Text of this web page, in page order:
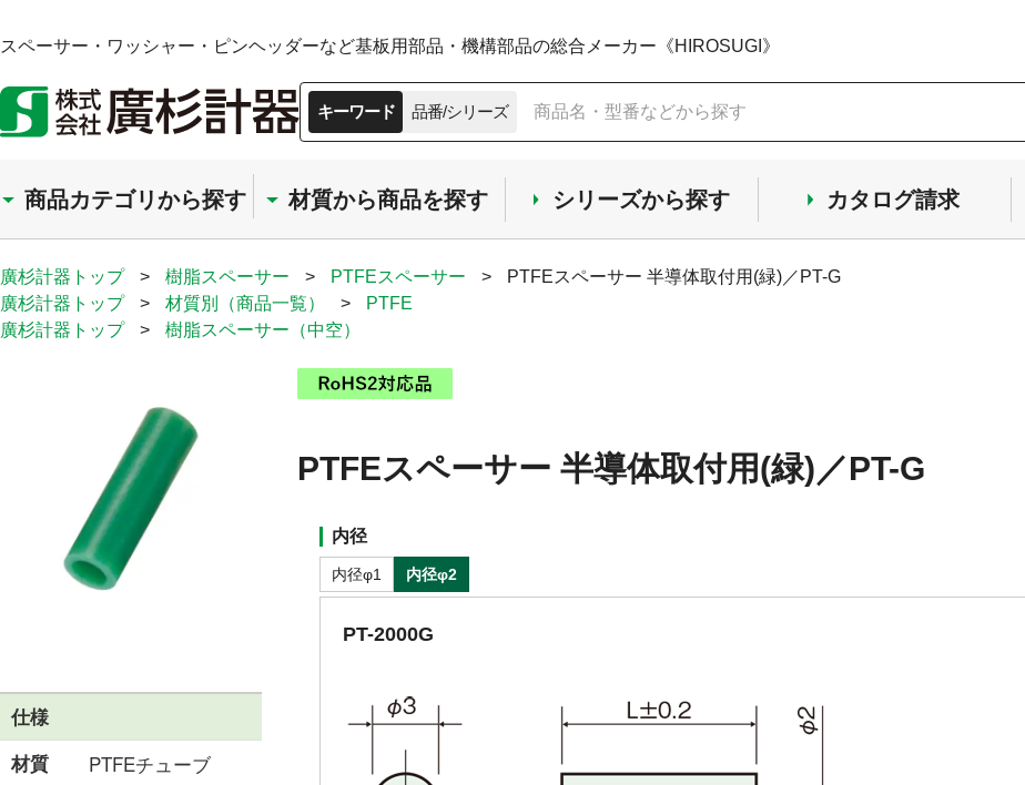
スペーサー・ワッシャー・ピンヘッダーなど基板用部品・機構部品の総合メーカー《HIROSUGI》
キーワード 品番/シリーズ
商品カテゴリから探す 材質から商品を探す シリーズから探す カタログ請求
廣杉計器トップ > 樹脂スペーサー > PTFEスペーサー >
PTFEスペーサー 半導体取付用(緑)／PT-G
廣杉計器トップ
> 材質別（商品一覧） >
PTFE
廣杉計器トップ
> 樹脂スペーサー（中空）
仕様
材質
PTFEチューブ
PTFEスペーサー 半導体取付用(緑)／PT-G
内径
内径φ1 内径φ2
PT-2000G